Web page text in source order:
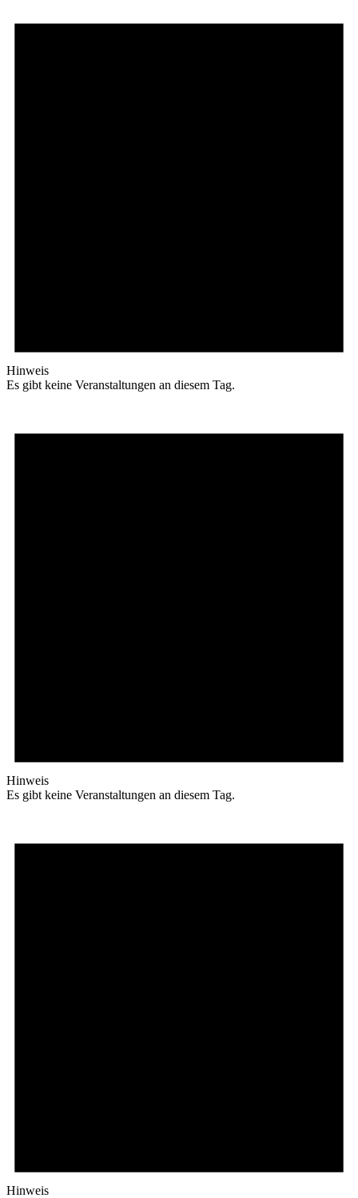
Hinweis
Es gibt keine Veranstaltungen an diesem Tag.
Hinweis
Es gibt keine Veranstaltungen an diesem Tag.
Hinweis